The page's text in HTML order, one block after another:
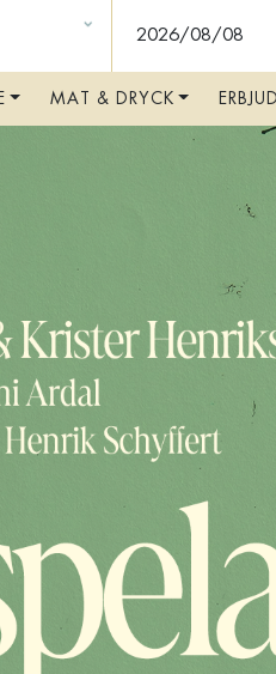
PÅ RIVAL
MAT & DRYCK